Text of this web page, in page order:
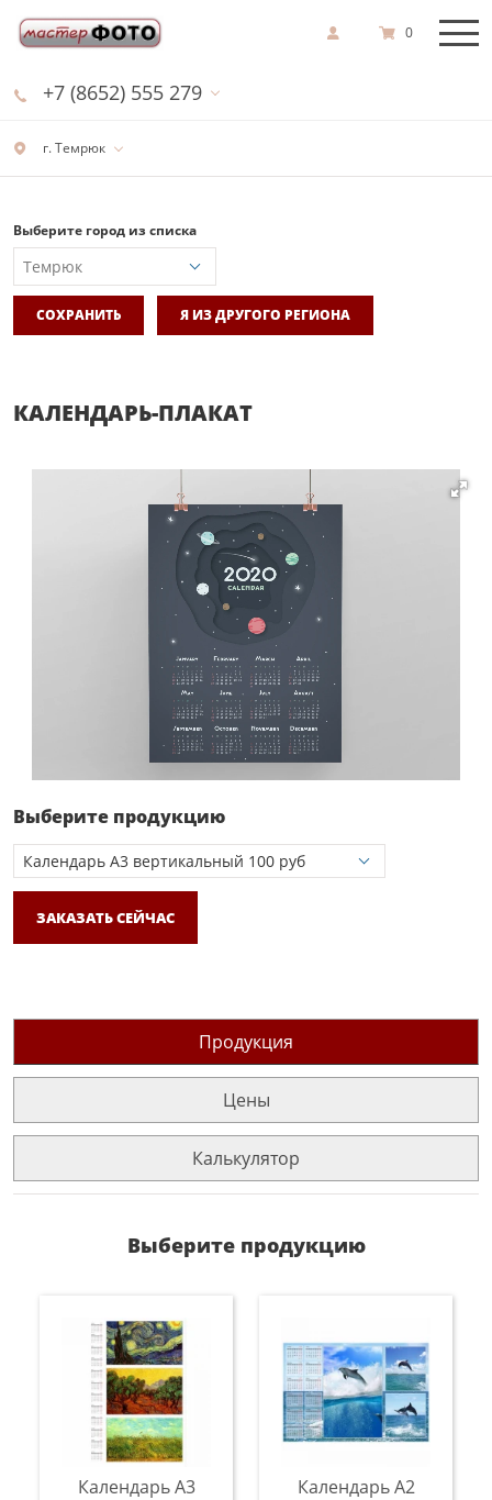
г. Темрюк
+7 (8652) 555 279
0
Выберите город из списка
СОХРАНИТЬ Я ИЗ ДРУГОГО РЕГИОНА
КАЛЕНДАРЬ-ПЛАКАТ
Выберите продукцию
ЗАКАЗАТЬ СЕЙЧАС
Продукция
Цены
Калькулятор
Выберите продукцию
Календарь А3
Календарь A2